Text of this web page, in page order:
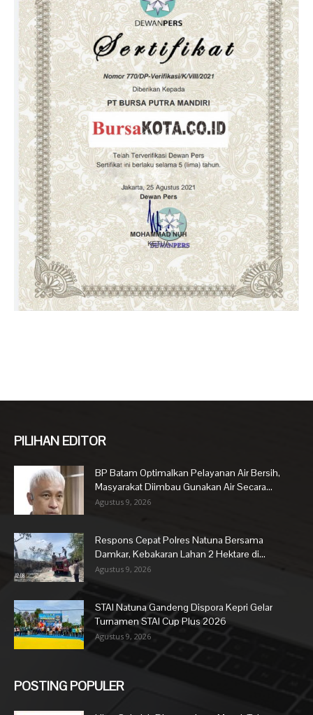
PILIHAN EDITOR
BP Batam Optimalkan Pelayanan Air Bersih,
Masyarakat Diimbau Gunakan Air Secara...
Agustus 9, 2026
Respons Cepat Polres Natuna Bersama
Damkar, Kebakaran Lahan 2 Hektare di...
Agustus 9, 2026
STAI Natuna Gandeng Dispora Kepri Gelar
Turnamen STAI Cup Plus 2026
Agustus 9, 2026
POSTING POPULER